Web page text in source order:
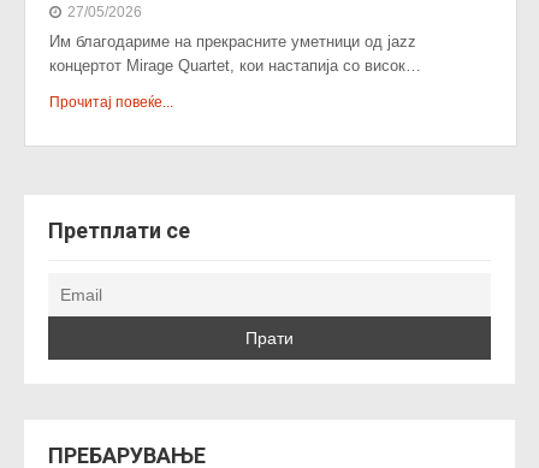
27/05/2026
Им благодариме на прекрасните уметници од jazz
концертот Mirage Quartet, кои настапија со висок…
Прочитај повеќе...
Претплати се
ПРЕБАРУВАЊЕ